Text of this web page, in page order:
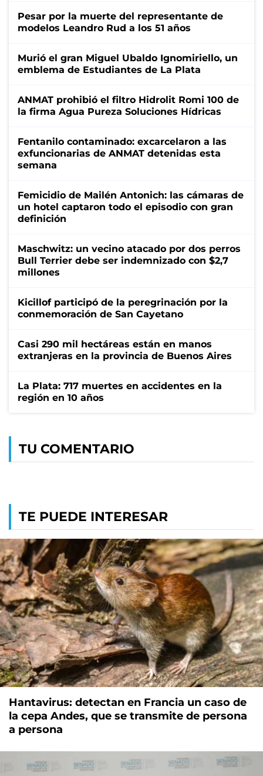
Pesar por la muerte del representante de
modelos Leandro Rud a los 51 años
Murió el gran Miguel Ubaldo Ignomiriello, un
emblema de Estudiantes de La Plata
ANMAT prohibió el filtro Hidrolit Romi 100 de
la firma Agua Pureza Soluciones Hídricas
Fentanilo contaminado: excarcelaron a las
exfuncionarias de ANMAT detenidas esta
semana
Femicidio de Mailén Antonich: las cámaras de
un hotel captaron todo el episodio con gran
definición
Maschwitz: un vecino atacado por dos perros
Bull Terrier debe ser indemnizado con $2,7
millones
Kicillof participó de la peregrinación por la
conmemoración de San Cayetano
Casi 290 mil hectáreas están en manos
extranjeras en la provincia de Buenos Aires
La Plata: 717 muertes en accidentes en la
región en 10 años
TU COMENTARIO
TE PUEDE INTERESAR
Hantavirus: detectan en Francia un caso de
la cepa Andes, que se transmite de persona
a persona